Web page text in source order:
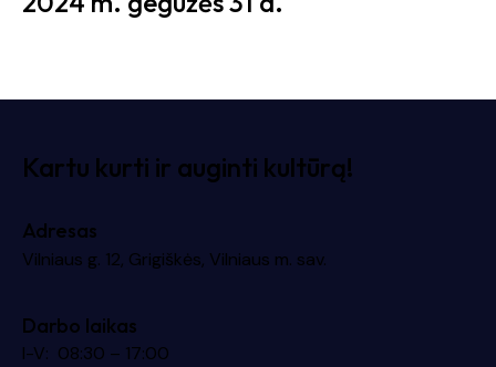
Kartu kurti ir auginti kultūrą!
Adresas
Vilniaus g. 12, Grigiškės, Vilniaus m. sav.
Darbo laikas
I-V: 08:30 – 17:00